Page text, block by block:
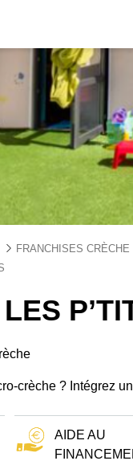
FRANCHISES
crèche ? Intégrez
AIDE AU